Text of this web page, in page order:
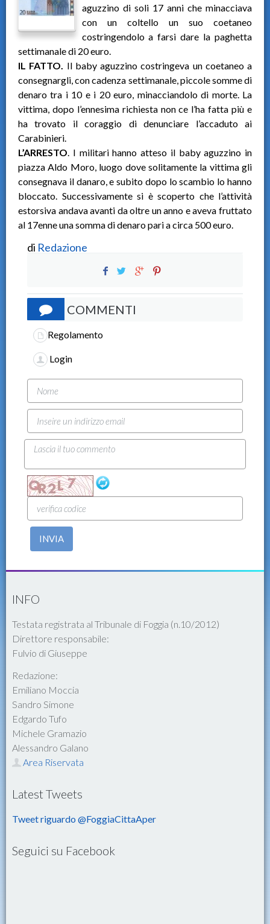
aguzzino di soli 17 anni che minacciava
con un coltello un suo coetaneo
costringendolo a farsi dare la paghetta
settimanale di 20 euro.
IL FATTO. Il baby aguzzino costringeva un coetaneo a
consegnargli, con cadenza settimanale, piccole somme di
denaro tra i 10 e i 20 euro, minacciandolo di morte. La
vittima, dopo l’ennesima richiesta non ce l’ha fatta più e
ha trovato il coraggio di denunciare l’accaduto ai
Carabinieri.
L’ARRESTO. I militari hanno atteso il baby aguzzino in
piazza Aldo Moro, luogo dove solitamente la vittima gli
consegnava il danaro, e subito dopo lo scambio lo hanno
bloccato. Successivamente si è scoperto che l’attività
estorsiva andava avanti da oltre un anno e aveva fruttato
al 17enne una somma di denaro pari a circa 500 euro.
di Redazione
COMMENTI
Regolamento
Login
INVIA
INFO
Testata registrata al Tribunale di Foggia (n.10/2012)
Direttore responsabile:
Fulvio di Giuseppe
Redazione:
Emiliano Moccia
Sandro Simone
Edgardo Tufo
Michele Gramazio
Alessandro Galano
Area Riservata
Latest Tweets
Tweet riguardo @FoggiaCittaAper
Seguici su Facebook